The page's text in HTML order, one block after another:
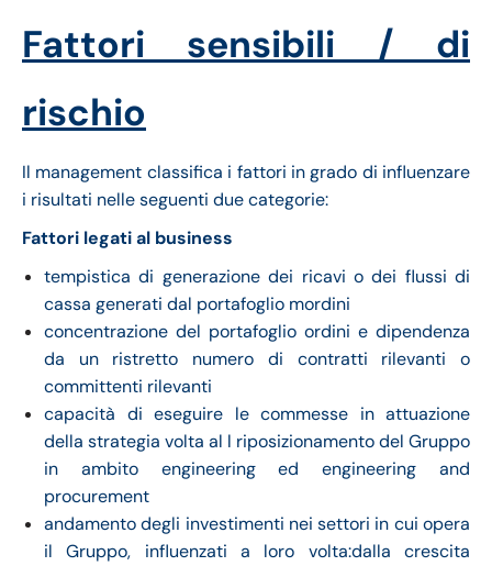
Fattori sensibili / di
rischio
Il management classifica i fattori in grado di influenzare
i risultati nelle seguenti due categorie:
Fattori legati al business
tempistica di generazione dei ricavi o dei flussi di
cassa generati dal portafoglio mordini
concentrazione del portafoglio ordini e dipendenza
da un ristretto numero di contratti rilevanti o
committenti rilevanti
capacità di eseguire le commesse in attuazione
della strategia volta al l riposizionamento del Gruppo
in ambito engineering ed engineering and
procurement
andamento degli investimenti nei settori in cui opera
il Gruppo, influenzati a loro volta:dalla crescita